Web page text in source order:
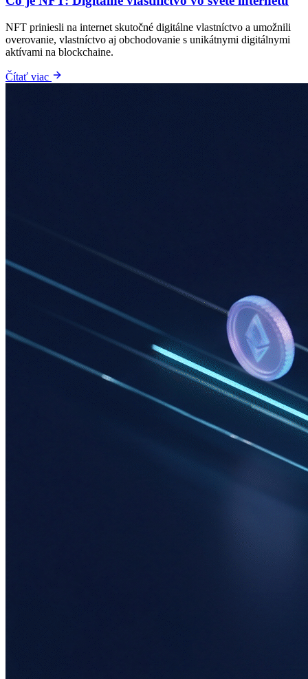
NFT priniesli na internet skutočné digitálne vlastníctvo a umožnili
overovanie, vlastníctvo aj obchodovanie s unikátnymi digitálnymi
aktívami na blockchaine.
Čítať viac